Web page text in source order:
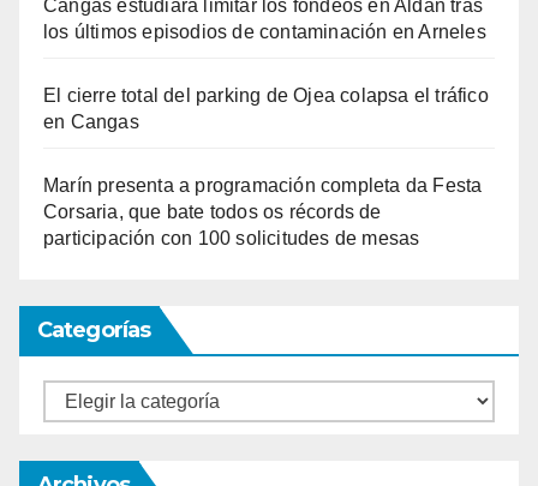
Cangas estudiará limitar los fondeos en Aldán tras
los últimos episodios de contaminación en Arneles
El cierre total del parking de Ojea colapsa el tráfico
en Cangas
Marín presenta a programación completa da Festa
Corsaria, que bate todos os récords de
participación con 100 solicitudes de mesas
Categorías
Categorías